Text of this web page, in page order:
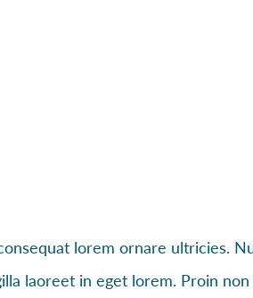
lorem ornare ultricies.
laoreet in eget lorem. Proin